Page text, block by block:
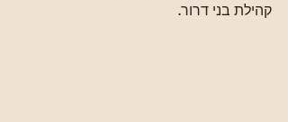
קהילת בני דרור.